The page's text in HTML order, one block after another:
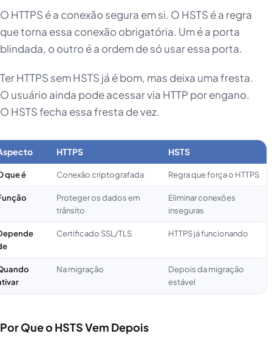
O HTTPS é a conexão segura em si. O HSTS é a regra
que torna essa conexão obrigatória. Um é a porta
blindada, o outro é a ordem de só usar essa porta.
Ter HTTPS sem HSTS já é bom, mas deixa uma fresta.
O usuário ainda pode acessar via HTTP por engano.
O HSTS fecha essa fresta de vez.
HTTPS HSTS
que é Conexão criptografada Regra que força o HTTPS
Proteger os dados em
trânsito
Eliminar conexões
inseguras
Certificado SSL/TLS HTTPS já funcionando
Na migração
Depois da migração
estável
Por Que o HSTS Vem Depois